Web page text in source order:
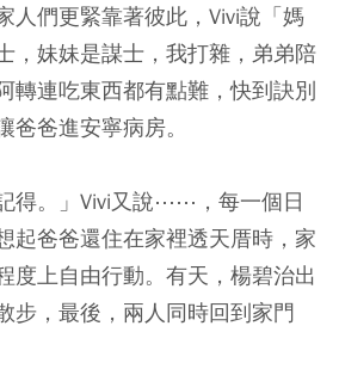
人們更緊靠著彼此，Vivi說「媽
，妹妹是謀士，我打雜，弟弟陪
轉連吃東西都有點難，快到訣別
爸爸進安寧病房。
得。」Vivi又說⋯⋯，每一個日
起爸爸還住在家裡透天厝時，家
度上自由行動。有天，楊碧治出
步，最後，兩人同時回到家門